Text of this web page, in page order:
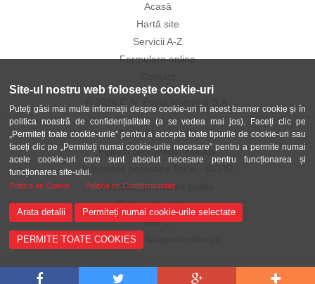
Site-ul nostru web folosește cookie-uri
Puteți găsi mai multe informații despre cookie-uri în acest banner cookie și în
politica noastră de confidențialitate (a se vedea mai jos). Faceți clic pe
„Permiteți toate cookie-urile” pentru a accepta toate tipurile de cookie-uri sau
faceți clic pe „Permiteți numai cookie-urile necesare” pentru a permite numai
acele cookie-uri care sunt absolut necesare pentru funcționarea și
funcționarea site-ului.
Politica de Cookie Politica de Confidentialitate
Arata detalii Permiteți numai cookie-urile selectate
PERMITE TOATE COOKIES
Acasă
Hartă site
Servicii A-Z
Formulare online
Termeni și condiții
Politica de confidențialitate
Informare persoane fizice - GDPR
Avertizor în interes public
Politica de cookies
ANPC
ANSPDCP-dataprotection.ro